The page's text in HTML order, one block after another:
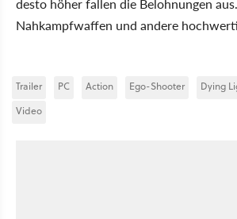
Nahkampfwaffen und andere
Trailer PC Action Ego-Shooter Dying
Video